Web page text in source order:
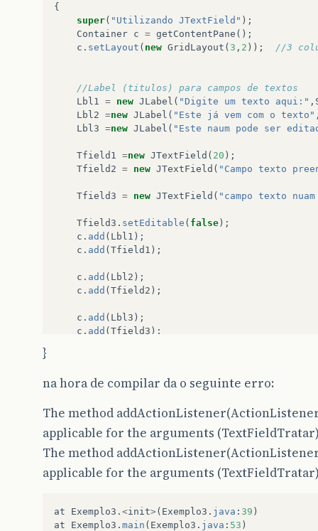
{
super( "Utilizando JTextField" );
Container c = getContentPane ();
c . setLayout ( new GridLayout ( 3 , 2 )); //3
//Label (titulos) para campos de textos
Lbl1 = new JLabel ( "Digite um texto aqui:" ,
Lbl2 =new JLabel ( "Este já vem com o texto"
Lbl3 =new JLabel ( "Este naum pode ser
Tfield1 =new JTextField ( 20 );
Tfield2 = new JTextField ( "Campo texto
Tfield3 = new JTextField ( "campo texto
Tfield3 . setEditable ( false );
c . add ( Lbl1 );
c . add ( Tfield1 );
c . add ( Lbl2 );
c . add ( Tfield2 );
c . add ( Lbl3 );
c . add ( Tfield3 );
Tfield1.addActionListener(tratarTF);
Tfield3 .addActionListener(tratarTF);
setSize( 420,120 );
show ();
}
public static void main String args
}
na hora de compilar da o seguinte erro:
The method
applicable for the arguments
The method
applicable for the arguments
at Exemplo3 . <init> ( Exemplo3 . java : 39 )
at
Exemplo3 . main ( Exemplo3 . java : 53 )